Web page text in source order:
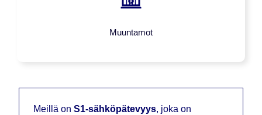
Muuntamot
Meillä on S1-sähköpätevyys, joka on